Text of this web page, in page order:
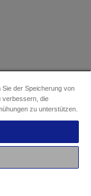
Sie der Speicherung von
verbessern, die
zu unterstützen.